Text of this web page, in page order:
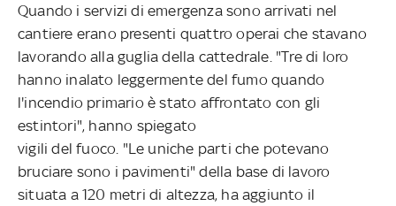
Quando i servizi di emergenza sono arrivati nel
cantiere erano presenti quattro operai che stavano
lavorando alla guglia della cattedrale. "Tre di loro
hanno inalato leggermente del fumo quando
l'incendio primario è stato affrontato con gli
estintori", hanno spiegato
vigili del fuoco. "Le uniche parti che potevano
bruciare sono i pavimenti" della base di lavoro
situata a 120 metri di altezza, ha aggiunto il